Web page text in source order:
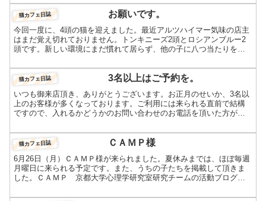
猫カフェ日誌 お願いです。
今回一度に、4頭の猫を迎えました。最近アルツハイマー気味の店主
はまだ覚え切れておりません。トンキニーズ2頭とロシアンブルー2
頭です。新しい環境にまだ慣れて居らず、他の子に八つ当たりをし
猫カフェ日誌 3名以上はご予約を。
いつも御来店頂き、ありがとうございます。お正月のせいか、3名以
上のお客様が多くなっております。ご利用には来られる直前で結構
ですので、入れるかどうかのお問い合わせのお電話を頂いた方が、
猫カフェ日誌 ＣＡＭＰ様
6月26日（月）ＣＡＭＰ様が来られました。夏休みまでは、ほぼ毎週
月曜日に来られる予定です。また、うちの子たちを掲載して頂きま
した。ＣＡＭＰ 京都大学心理学研究室研究チームの活動ブログで